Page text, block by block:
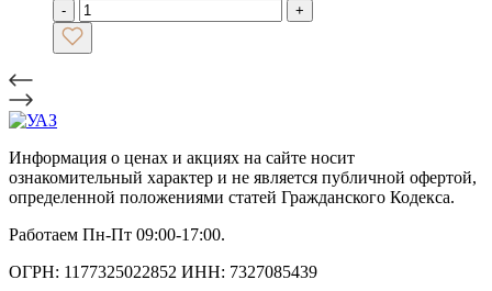
-
+
Информация о ценах и акциях на сайте носит
ознакомительный характер и не является публичной офертой,
определенной положениями статей Гражданского Кодекса.
Работаем Пн-Пт 09:00-17:00.
ОГРН: 1177325022852 ИНН: 7327085439